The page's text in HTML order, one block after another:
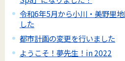
令和6年5月から小川・美野里
した
都市計画の変更を行いました
ようこそ！夢先生！in 2022